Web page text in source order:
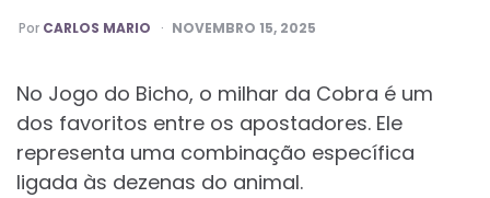
PUBLICADO
POR
Por CARLOS MARIO NOVEMBRO 15, 2025
No Jogo do Bicho, o milhar da Cobra é um
dos favoritos entre os apostadores. Ele
representa uma combinação específica
ligada às dezenas do animal.